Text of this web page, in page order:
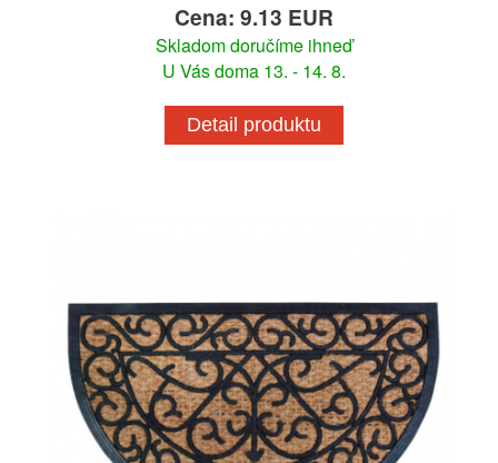
Cena: 9.13 EUR
Skladom doručíme ihneď
U Vás doma 13. - 14. 8.
Detail produktu